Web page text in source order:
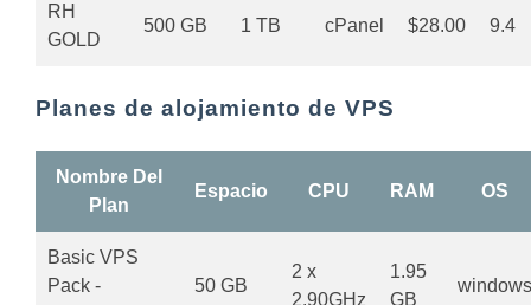
RH
GOLD
500 GB 1 TB cPanel $28.00 9.4
Planes de alojamiento de VPS
Nombre Del
Plan
Espacio CPU RAM OS
Basic VPS
Pack -
50 GB
2 x
2.90GHz
1.95
GB
windows